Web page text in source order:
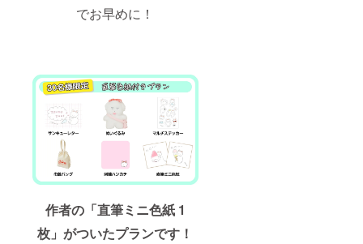
でお早めに！
作者の「直筆ミニ色紙 1
枚」がついたプランです！